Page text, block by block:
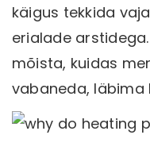
käigus tekkida
erialade
mõista, kuidas
vabaneda, läbima